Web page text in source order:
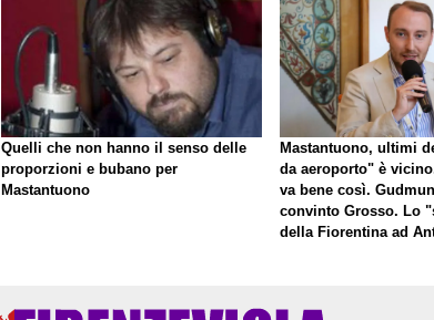
Quelli che non hanno il senso delle
proporzioni e bubano per
Mastantuono
Mastantuono, ultimi
da aeroporto" è
va bene così.
convinto Grosso. Lo
della Fiorentina ad